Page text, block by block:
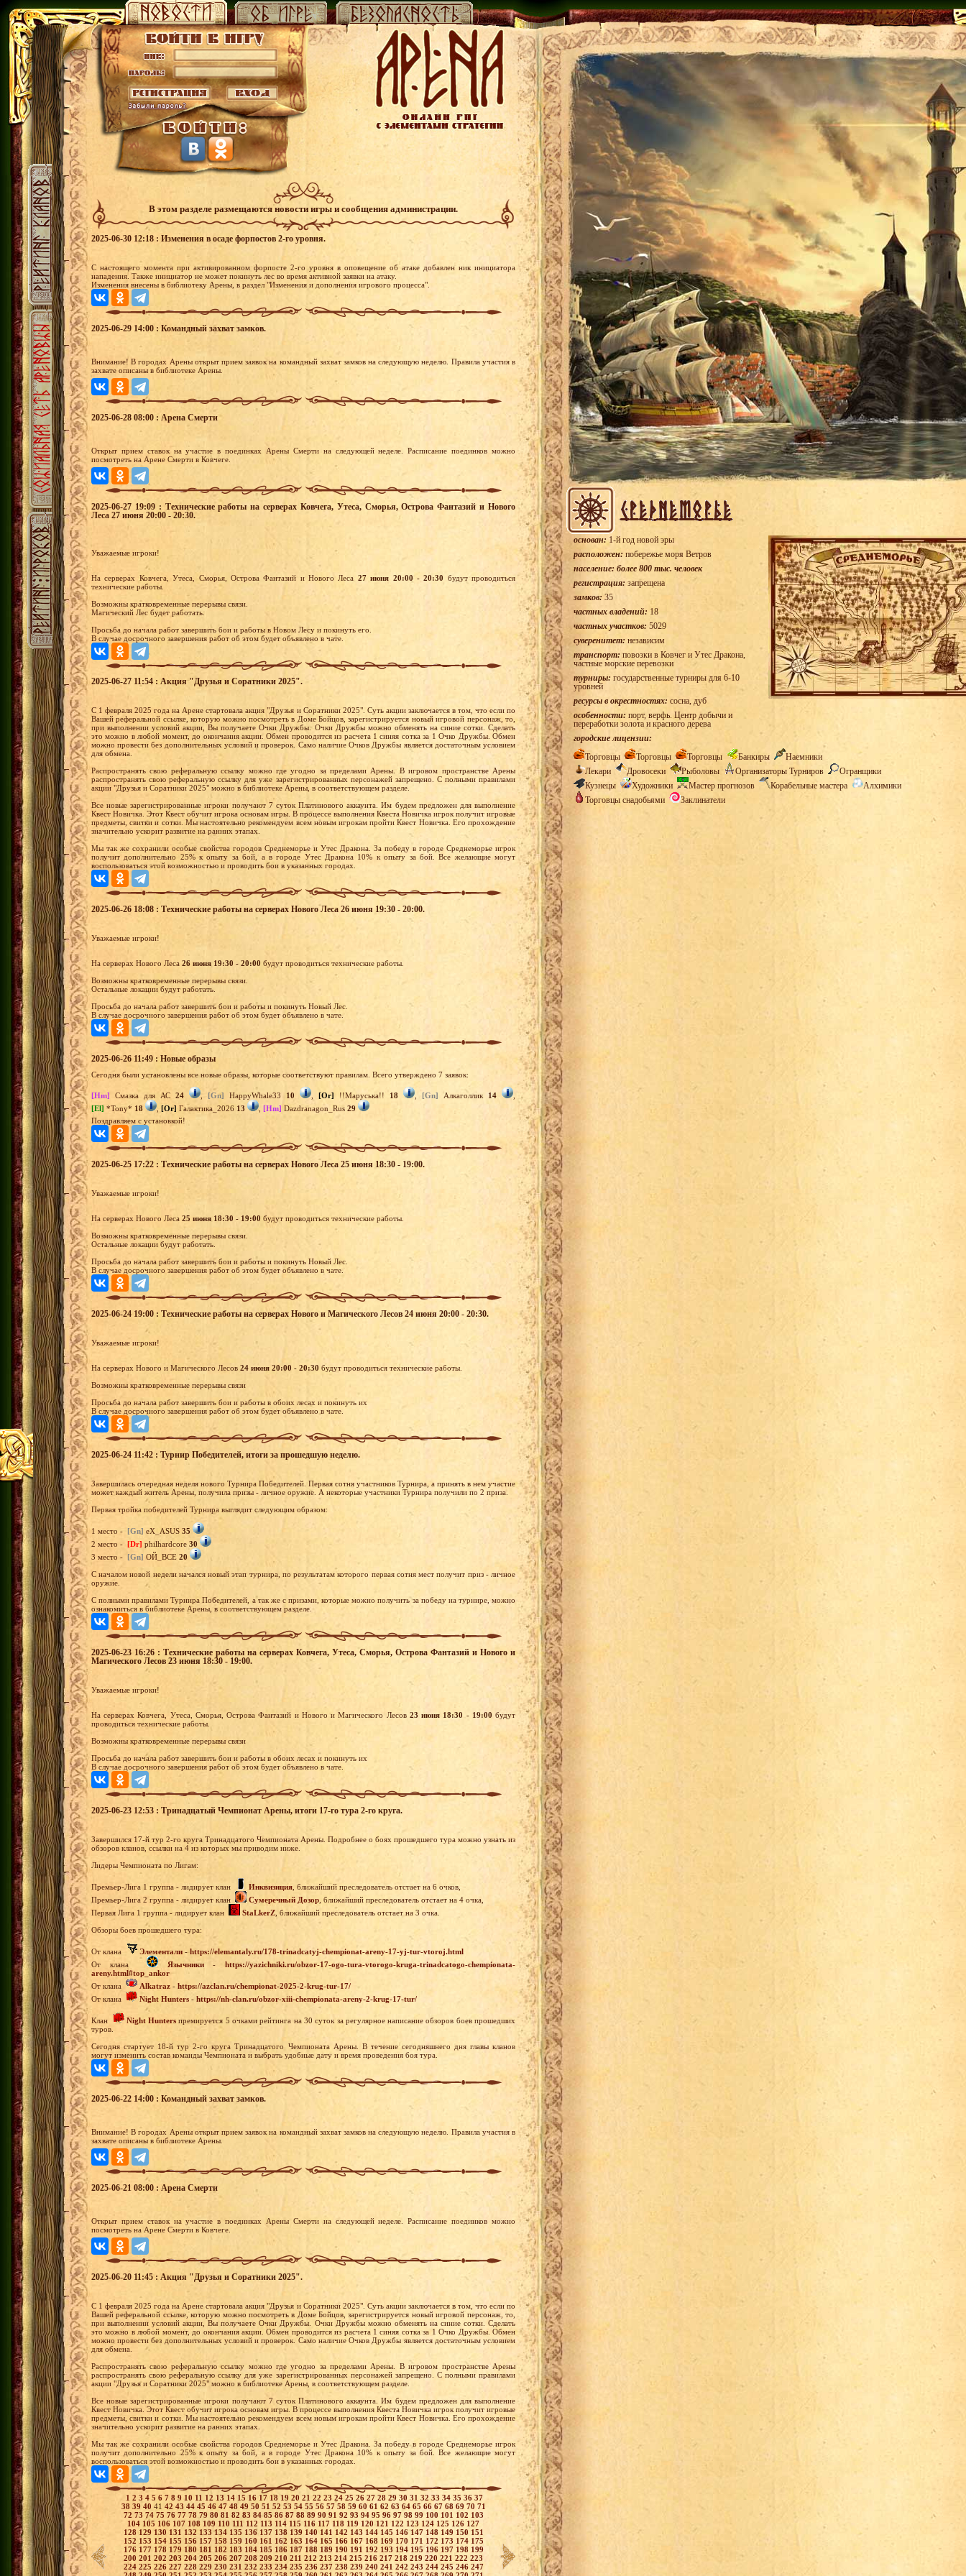
В этом разделе размещаются новости игры и сообщения администрации.
2025-06-30 12:18 : Изменения в осаде форпостов 2-го уровня.
С настоящего момента при активированном форпосте 2-го уровня в оповещение об атаке добавлен ник инициатора
нападения. Также инициатор не может покинуть лес во время активной заявки на атаку.
Изменения внесены в библиотеку Арены, в раздел "Изменения и дополнения игрового процесса".
2025-06-29 14:00 : Командный захват замков.
Внимание! В городах Арены открыт прием заявок на командный захват замков на следующую неделю. Правила участия в
захвате описаны в библиотеке Арены.
2025-06-28 08:00 : Арена Смерти
Открыт прием ставок на участие в поединках Арены Смерти на следующей неделе. Расписание поединков можно
посмотреть на Арене Смерти в Ковчеге.
2025-06-27 19:09 : Технические работы на серверах Ковчега, Утеса, Сморья, Острова Фантазий и Нового
Леса 27 июня 20:00 - 20:30.
Уважаемые игроки!
На серверах Ковчега, Утеса, Сморья, Острова Фантазий и Нового Леса 27 июня 20:00 - 20:30 будут проводиться
технические работы.
Возможны кратковременные перерывы связи.
Магический Лес будет работать.
Просьба до начала работ завершить бои и работы в Новом Лесу и покинуть его.
В случае досрочного завершения работ об этом будет объявлено в чате.
2025-06-27 11:54 : Акция "Друзья и Соратники 2025".
С 1 февраля 2025 года на Арене стартовала акция "Друзья и Соратники 2025". Суть акции заключается в том, что если по
Вашей реферальной ссылке, которую можно посмотреть в Доме Бойцов, зарегистрируется новый игровой персонаж, то,
при выполнении условий акции, Вы получаете Очки Дружбы. Очки Дружбы можно обменять на синие сотки. Сделать
это можно в любой момент, до окончания акции. Обмен проводится из расчета 1 синяя сотка за 1 Очко Дружбы. Обмен
можно провести без дополнительных условий и проверок. Само наличие Очков Дружбы является достаточным условием
для обмена.
Распространять свою реферальную ссылку можно где угодно за пределами Арены. В игровом пространстве Арены
распространять свою реферальную ссылку для уже зарегистрированных персонажей запрещено. С полными правилами
акции "Друзья и Соратники 2025" можно в библиотеке Арены, в соответствующем разделе.
Все новые зарегистрированные игроки получают 7 суток Платинового аккаунта. Им будем предложен для выполнение
Квест Новичка. Этот Квест обучит игрока основам игры. В процессе выполнения Квеста Новичка игрок получит игровые
предметы, свитки и сотки. Мы настоятельно рекомендуем всем новым игрокам пройти Квест Новичка. Его прохождение
значительно ускорит развитие на ранних этапах.
Мы так же сохранили особые свойства городов Среднеморье и Утес Дракона. За победу в городе Среднеморье игрок
получит дополнительно 25% к опыту за бой, а в городе Утес Дракона 10% к опыту за бой. Все желающие могут
воспользоваться этой возможностью и проводить бои в указанных городах.
2025-06-26 18:08 : Технические работы на серверах Нового Леса 26 июня 19:30 - 20:00.
Уважаемые игроки!
На серверах Нового Леса 26 июня 19:30 - 20:00 будут проводиться технические работы.
Возможны кратковременные перерывы связи.
Остальные локации будут работать.
Просьба до начала работ завершить бои и работы и покинуть Новый Лес.
В случае досрочного завершения работ об этом будет объявлено в чате.
2025-06-26 11:49 : Новые образы
Сегодня были установлены все новые образы, которые соответствуют правилам. Всего утверждено 7 заявок:
[Hm] Смазка для АС 24 [Gn] HappyWhale33 10 [Or] !!Маруська!! 18 [Gn] Алкаголлик 14
[El] *Tony* 18 [Or] Галактика_2026 13 [Hm] Dazdranagon_Rus 29
Поздравляем с установкой!
2025-06-25 17:22 : Технические работы на серверах Нового Леса 25 июня 18:30 - 19:00.
Уважаемые игроки!
На серверах Нового Леса 25 июня 18:30 - 19:00 будут проводиться технические работы.
Возможны кратковременные перерывы связи.
Остальные локации будут работать.
Просьба до начала работ завершить бои и работы и покинуть Новый Лес.
В случае досрочного завершения работ об этом будет объявлено в чате.
2025-06-24 19:00 : Технические работы на серверах Нового и Магического Лесов 24 июня 20:00 - 20:30.
Уважаемые игроки!
На серверах Нового и Магического Лесов 24 июня 20:00 - 20:30 будут проводиться технические работы.
Возможны кратковременные перерывы связи
Просьба до начала работ завершить бои и работы в обоих лесах и покинуть их
В случае досрочного завершения работ об этом будет объявлено в чате.
2025-06-24 11:42 : Турнир Победителей, итоги за прошедшую неделю.
Завершилась очередная неделя нового Турнира Победителей. Первая сотня участников Турнира, а принять в нем участие
может каждый житель Арены, получила призы - личное оружие. А некоторые участники Турнира получили по 2 приза.
Первая тройка победителей Турнира выглядит следующим образом:
1 место - [Gn] eX_ASUS 35
2 место - [Dr] philhardcore 30
3 место - [Gn] ОЙ_ВСЕ 20
С началом новой недели начался новый этап турнира, по результатам которого первая сотня мест получит приз - личное
оружие.
С полными правилами Турнира Победителей, а так же с призами, которые можно получить за победу на турнире, можно
ознакомиться в библиотеке Арены, в соответствующем разделе.
2025-06-23 16:26 : Технические работы на серверах Ковчега, Утеса, Сморья, Острова Фантазий и Нового и
Магического Лесов 23 июня 18:30 - 19:00.
Уважаемые игроки!
На серверах Ковчега, Утеса, Сморья, Острова Фантазий и Нового и Магического Лесов 23 июня 18:30 - 19:00 будут
проводиться технические работы.
Возможны кратковременные перерывы связи
Просьба до начала работ завершить бои и работы в обоих лесах и покинуть их
В случае досрочного завершения работ об этом будет объявлено в чате.
2025-06-23 12:53 : Тринадцатый Чемпионат Арены, итоги 17-го тура 2-го круга.
Завершился 17-й тур 2-го круга Тринадцатого Чемпионата Арены. Подробнее о боях прошедшего тура можно узнать из
обзоров кланов, ссылки на 4 из которых мы приводим ниже.
Лидеры Чемпионата по Лигам:
Премьер-Лига 1 группа - лидирует клан Инквизиция , ближайший преследователь отстает на 6 очков,
Премьер-Лига 2 группа - лидирует клан
Сумеречный Дозор , ближайший преследователь отстает на 4 очка,
Первая Лига 1 группа - лидирует клан
StaLkerZ , ближайший преследователь отстает на 3 очка.
Обзоры боев прошедшего тура:
От клана Элементали -https://elemantaly.ru/178-trinadcatyj-chempionat-areny-17-yj-tur-vtoroj.html
От клана
Язычники-https://yazichniki.ru/obzor-17-ogo-tura-vtorogo-kruga-trinadcatogo-chempionata-
areny.html#top_ankor
От клана
Alkatraz - https://azclan.ru/chempionat-2025-2-krug-tur-17/
От клана
Night Hunters - https://nh-clan.ru/obzor-xiii-chempionata-areny-2-krug-17-tur/
Клан Night Hunters премируется 5 очками рейтинга на 30 суток за регулярное написание обзоров боев прошедших
туров.
Сегодня стартует 18-й тур 2-го круга Тринадцатого Чемпионата Арены. В течение сегодняшнего дня главы кланов
могут изменить состав команды Чемпионата и выбрать удобные дату и время проведения боя тура.
2025-06-22 14:00 : Командный захват замков.
Внимание! В городах Арены открыт прием заявок на командный захват замков на следующую неделю. Правила участия в
захвате описаны в библиотеке Арены.
2025-06-21 08:00 : Арена Смерти
Открыт прием ставок на участие в поединках Арены Смерти на следующей неделе. Расписание поединков можно
посмотреть на Арене Смерти в Ковчеге.
2025-06-20 11:45 : Акция "Друзья и Соратники 2025".
С 1 февраля 2025 года на Арене стартовала акция "Друзья и Соратники 2025". Суть акции заключается в том, что если по
Вашей реферальной ссылке, которую можно посмотреть в Доме Бойцов, зарегистрируется новый игровой персонаж, то,
при выполнении условий акции, Вы получаете Очки Дружбы. Очки Дружбы можно обменять на синие сотки. Сделать
это можно в любой момент, до окончания акции. Обмен проводится из расчета 1 синяя сотка за 1 Очко Дружбы. Обмен
можно провести без дополнительных условий и проверок. Само наличие Очков Дружбы является достаточным условием
для обмена.
Распространять свою реферальную ссылку можно где угодно за пределами Арены. В игровом пространстве Арены
распространять свою реферальную ссылку для уже зарегистрированных персонажей запрещено. С полными правилами
акции "Друзья и Соратники 2025" можно в библиотеке Арены, в соответствующем разделе.
Все новые зарегистрированные игроки получают 7 суток Платинового аккаунта. Им будем предложен для выполнение
Квест Новичка. Этот Квест обучит игрока основам игры. В процессе выполнения Квеста Новичка игрок получит игровые
предметы, свитки и сотки. Мы настоятельно рекомендуем всем новым игрокам пройти Квест Новичка. Его прохождение
значительно ускорит развитие на ранних этапах.
Мы так же сохранили особые свойства городов Среднеморье и Утес Дракона. За победу в городе Среднеморье игрок
получит дополнительно 25% к опыту за бой, а в городе Утес Дракона 10% к опыту за бой. Все желающие могут
воспользоваться этой возможностью и проводить бои в указанных городах.
1 2 3 4 5 6 7 8 9 10 11 12 13 14 15 16 17 18 19 20 21 22 23 24 25 26 27 28 29 30 31 32 33 34 35 36 37
38 39 40 41 42 43 44 45 46 47 48 49 50 51 52 53 54 55 56 57 58 59 60 61 62 63 64 65 66 67 68 69 70 71
72 73 74 75 76 77 78 79 80 81 82 83 84 85 86 87 88 89 90 91 92 93 94 95 96 97 98 99 100 101 102 103
104 105 106 107 108 109 110 111 112 113 114 115 116 117 118 119 120 121 122 123 124 125 126 127
128 129 130 131 132 133134 135 136 137 138 139 140 141 142 143 144 145 146147 148 149 150 151
152 153 154 155 156 157 158 159 160 161 162 163 164 165 166 167 168 169 170 171 172 173 174 175
176 177 178 179 180 181 182 183 184 185 186 187 188 189 190 191 192 193 194 195 196 197 198 199
200 201 202 203 204 205 206 207 208 209 210 211 212 213 214 215 216 217 218 219 220 221 222 223
224 225 226 227 228 229 230 231 232 233 234 235 236 237 238 239 240 241 242 243 244 245 246 247
основан:1-й год новой эры
расположен: побережье моря Ветров
население: более 800 тыс. человек
регистрация: запрещена
замков: 35
частных владений: 18
частных участков: 5029
суверенитет: независим
транспорт: повозки в Ковчег и Утес Дракона,
частные морские перевозки
турниры: государственные турниры для 6-10
уровней
ресурсы в окрестностях: сосна, дуб
особенности: порт, верфь. Центр добычи и
переработки золота и красного дерева
городские лицензии:
Торговцы
Торговцы Торговцы Банкиры
Наемники
Лекари
Дровосеки Рыболовы Организаторы Турниров
Огранщики
Кузнецы
Художники Мастер прогнозов Корабельные мастера
Алхимики
Торговцы снадобьями
Заклинатели